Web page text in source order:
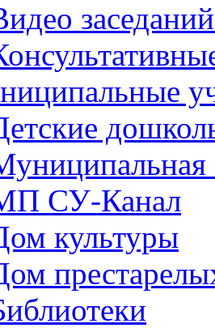
СУ-Канал
культуры